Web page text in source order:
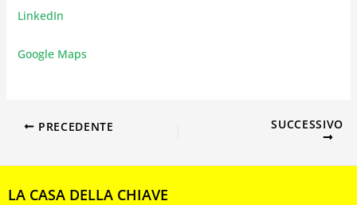
LinkedIn
Google Maps
PRECEDENTE SUCCESSIVO
LA CASA DELLA CHIAVE